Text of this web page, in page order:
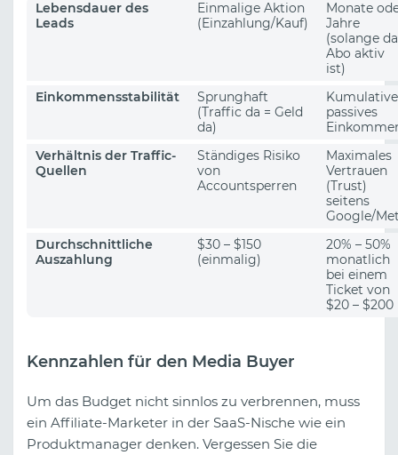
Lebensdauer des
Leads
Einmalige Aktion
(Einzahlung/Kauf)
Monate
Jahre
(solange
Abo aktiv
ist)
Einkommensstabilität
Sprunghaft
(Traffic da = Geld
da)
passives
Verhältnis der Traffic-
Quellen
Ständiges Risiko
von
Accountsperren
Maximales
Vertrauen
(Trust)
seitens
Google/
Durchschnittliche
Auszahlung
$30 – $150
(einmalig)
20% – 50%
monatlich
bei einem
Ticket von
$20 – $200
Kennzahlen für den Media Buyer
Um das Budget nicht sinnlos zu verbrennen, muss
ein Affiliate-Marketer in der SaaS-Nische wie ein
Produktmanager denken. Vergessen Sie die